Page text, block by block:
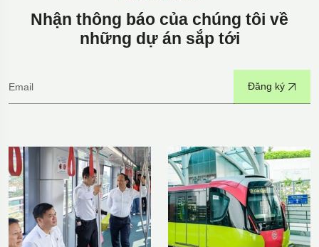
Nhận thông báo của chúng tôi về
những dự án sắp tới
Đăng ký